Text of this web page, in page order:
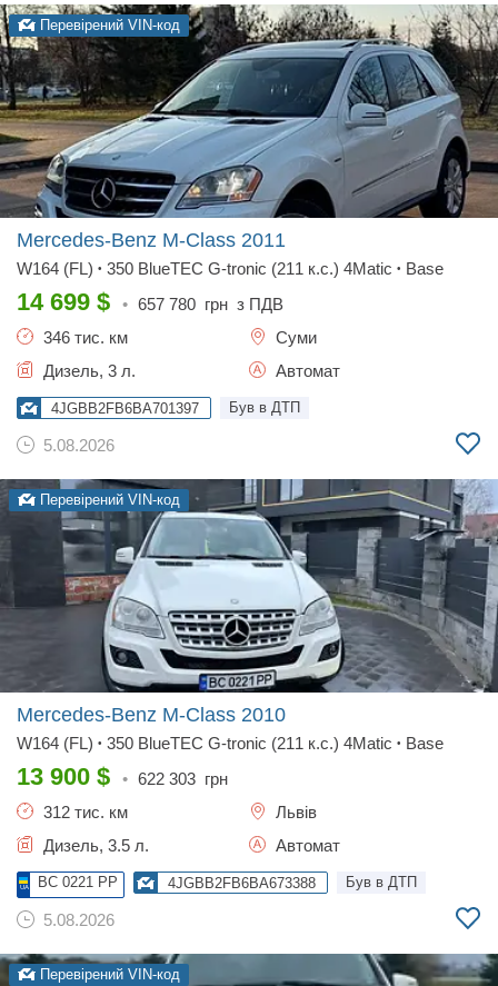
Перевірений VIN-код
Mercedes-Benz M-Class 2011
W164 (FL) • 350 BlueTEC G-tronic (211 к.с.) 4Matic • Base
14 699 $ • 657 780 грн з ПДВ
346 тис. км
Суми
Дизель, 3 л.
Автомат
4JGBB2FB6BA701397 Був в ДТП
5.08.2026
Перевірений VIN-код
Mercedes-Benz M-Class 2010
W164 (FL) • 350 BlueTEC G-tronic (211 к.с.) 4Matic • Base
13 900 $ • 622 303 грн
312 тис. км
Львів
Дизель, 3.5 л.
Автомат
BC 0221 PP 4JGBB2FB6BA673388 Був в ДТП
5.08.2026
Перевірений VIN-код